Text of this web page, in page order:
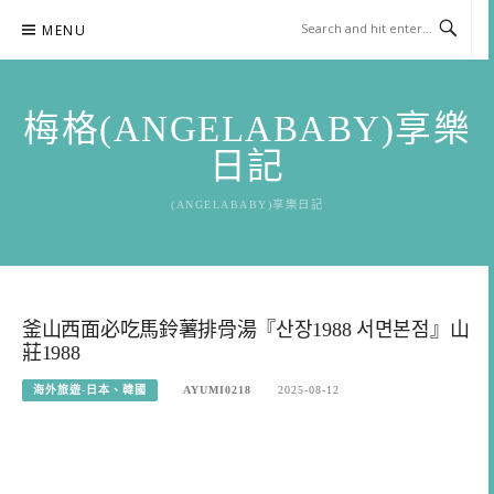
content
MENU
梅格(ANGELABABY)享樂
日記
(ANGELABABY)享樂日記
釜山西面必吃馬鈴薯排骨湯『산장1988 서면본점』山
莊1988
海外旅遊-日本、韓國 AYUMI0218 2025-08-12